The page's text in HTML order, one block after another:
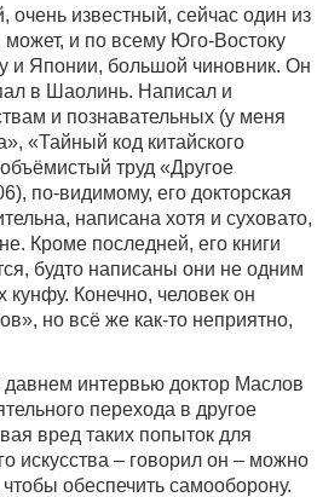
известный, сейчас один из
может, и по всему Юго-Востоку
и Японии, большой чиновник. Он
в Шаолинь. Написал и
и познавательных (у меня
«Тайный код китайского
труд «Другое
по-видимому, его докторская
написана хотя и суховато,
Кроме последней, его книги
будто написаны они не одним
кунфу. Конечно, человек он
но всё же как-то неприятно,
интервью доктор Маслов
перехода в другое
вред таких попыток для
искусства – говорил он – можно
чтобы обеспечить самооборону.